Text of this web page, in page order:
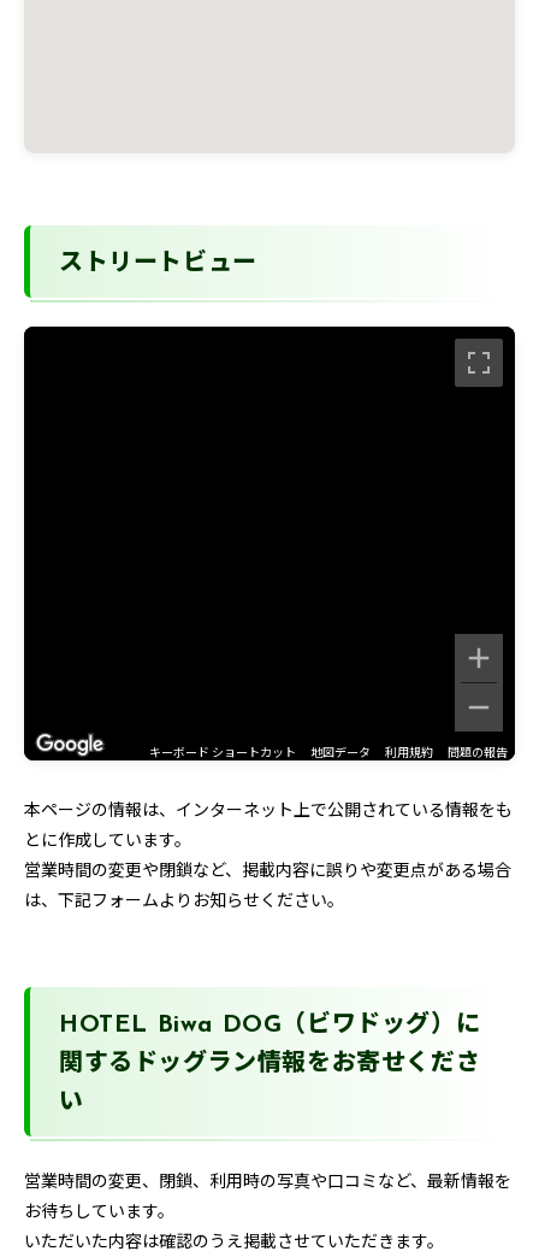
ストリートビュー
キーボード ショートカット 地図データ 利用規約 問題の報告
本ページの情報は、インターネット上で公開されている情報をも
とに作成しています。
営業時間の変更や閉鎖など、掲載内容に誤りや変更点がある場合
は、下記フォームよりお知らせください。
HOTEL Biwa DOG（ビワドッグ）に
関するドッグラン情報をお寄せくださ
い
営業時間の変更、閉鎖、利用時の写真や口コミなど、最新情報を
お待ちしています。
いただいた内容は確認のうえ掲載させていただきます。